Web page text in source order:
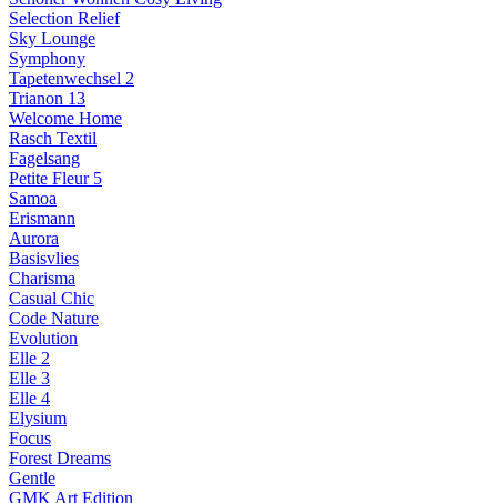
Selection Relief
Sky Lounge
Symphony
Tapetenwechsel 2
Trianon 13
Welcome Home
Rasch Textil
Fagelsang
Petite Fleur 5
Samoa
Erismann
Aurora
Basisvlies
Charisma
Casual Chic
Code Nature
Evolution
Elle 2
Elle 3
Elle 4
Elysium
Focus
Forest Dreams
Gentle
GMK Art Edition